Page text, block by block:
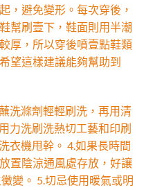
，避免變形。每次穿後，
幫刷壹下，鞋面則用半潮
厚，所以穿後噴壹點鞋類
望這樣建議能夠幫助到
洗滌劑輕輕刷洗，再用清
力洗刷洗熱切工藝和印刷
衣機甩幹。 4.如果長時間
置陰涼通風處存放，好讓
變。 5.切忌使用暖氣或明